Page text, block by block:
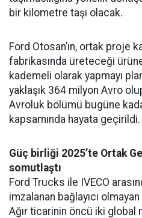
bir kilometre taşı olacak.
Ford Otosan’ın, ortak proje
fabrikasında üreteceği
kademeli olarak yapmayı
yaklaşık 364 milyon Avro
Avroluk bölümü bugüne
kapsamında hayata geçirildi.
Güç birliği 2025’te Ortak
somutlaştı
Ford Trucks ile IVECO
imzalanan bağlayıcı
Ağır ticarinin öncü iki global